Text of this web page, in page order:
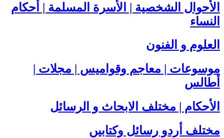
الأحوال الشخصية | الأسرة المسلمة | أحكام
النساء
العلوم و الفنون
موسوعات | معاجم وقواميس | مجلات |
أطالس
الأحكام | مختلف الابحاث و الرسائل
مختلف أردو رسائل وکتابیں